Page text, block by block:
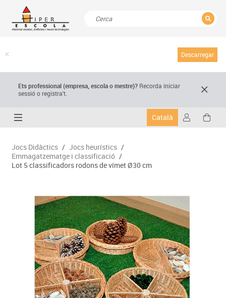
Descarregar
Ets professional (empresa,escola o mestre)? Recorda iniciar
sessió o registra't.
Català
Jocs Didàctics / Jocs heurístics /
Emmagatzematge i classificació /
Lot 5 classificadors rodons de vímet Ø30 cm